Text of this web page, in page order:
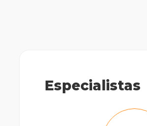
Especialistas